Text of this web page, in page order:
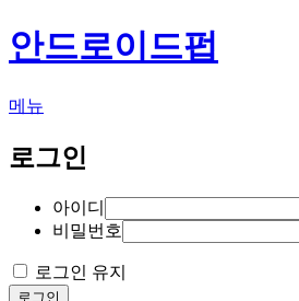
안드로이드펍
메뉴
로그인
아이디
비밀번호
로그인 유지
로그인